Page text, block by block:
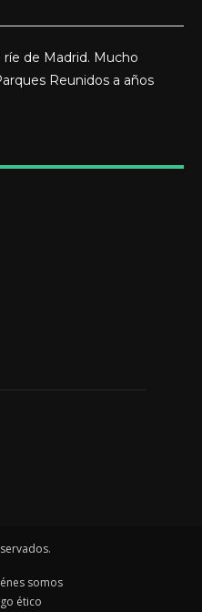
ríe de Madrid. Mucho
Reunidos a años
somos
ético